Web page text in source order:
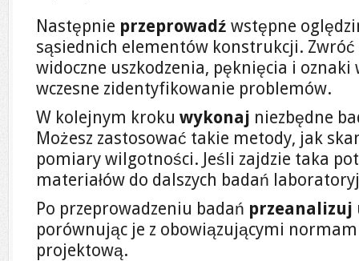
Następnie przeprowadź wstępne
sąsiednich elementów konstrukcji. Zwróć
widoczne uszkodzenia, pęknięcia i oznaki
wczesne zidentyfikowanie problemów.
W kolejnym kroku wykonaj niezbędne
Możesz zastosować takie metody, jak
pomiary wilgotności. Jeśli zajdzie taka
materiałów do dalszych badań
Po przeprowadzeniu badań przeanalizuj
porównując je z obowiązującymi
projektową.